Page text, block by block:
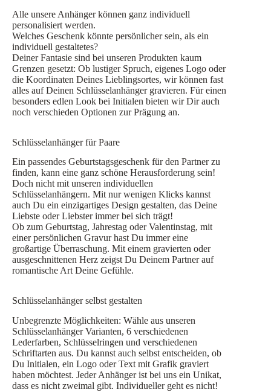
Alle unsere Anhänger können ganz individuell
personalisiert werden.
Welches Geschenk könnte persönlicher sein, als ein
individuell gestaltetes?
Deiner Fantasie sind bei unseren Produkten kaum
Grenzen gesetzt: Ob lustiger Spruch, eigenes Logo oder
die Koordinaten Deines Lieblingsortes, wir können fast
alles auf Deinen Schlüsselanhänger gravieren. Für einen
besonders edlen Look bei Initialen bieten wir Dir auch
noch verschieden Optionen zur Prägung an.
Schlüsselanhänger für Paare
Ein passendes Geburtstagsgeschenk für den Partner zu
finden, kann eine ganz schöne Herausforderung sein!
Doch nicht mit unseren individuellen
Schlüsselanhängern. Mit nur wenigen Klicks kannst
auch Du ein einzigartiges Design gestalten, das Deine
Liebste oder Liebster immer bei sich trägt!
Ob zum Geburtstag, Jahrestag oder Valentinstag, mit
einer persönlichen Gravur hast Du immer eine
großartige Überraschung. Mit einem gravierten oder
ausgeschnittenen Herz zeigst Du Deinem Partner auf
romantische Art Deine Gefühle.
Schlüsselanhänger selbst gestalten
Unbegrenzte Möglichkeiten: Wähle aus unseren
Schlüsselanhänger Varianten, 6 verschiedenen
Lederfarben, Schlüsselringen und verschiedenen
Schriftarten aus. Du kannst auch selbst entscheiden, ob
Du Initialen, ein Logo oder Text mit Grafik graviert
haben möchtest. Jeder Anhänger ist bei uns ein Unikat,
dass es nicht zweimal gibt. Individueller geht es nicht!